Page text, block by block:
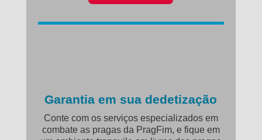
Garantia em sua dedetização
Conte com os serviços especializados em
combate as pragas da PragFim, e fique em